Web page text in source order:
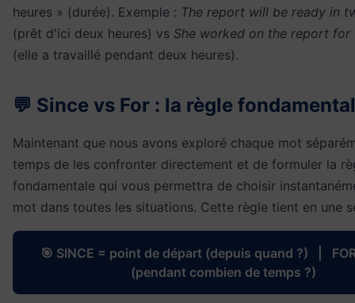
heures » (durée). Exemple : The report will be ready in
(prêt d'ici deux heures) vs She worked on the report for
(elle a travaillé pendant deux heures).
💬 Since vs For : la règle
Maintenant que nous avons exploré chaque mot
temps de les confronter directement et de formuler la
fondamentale qui vous permettra de choisir
mot dans toutes les situations. Cette règle tient en une
🎯 SINCE = point de départ (depuis quand ?) |
(pendant combien de temps ?)